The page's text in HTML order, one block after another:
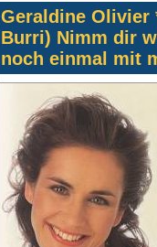
Geraldine Olivier
Burri) Nimm dir
noch einmal mit